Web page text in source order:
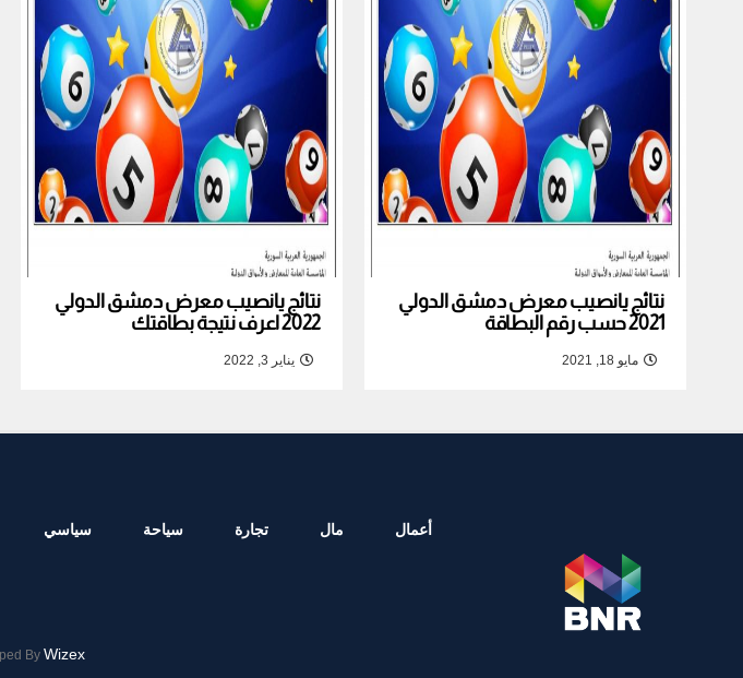
نتائج يانصيب معرض دمشق الدولي
2021 حسب رقم البطاقة
مايو 18, 2021
نتائج يانصيب معرض دمشق الدولي
2022 اعرف نتيجة بطاقتك
يناير 3, 2022
أعمال مال تجارة سياحة سياسي
By Wizex